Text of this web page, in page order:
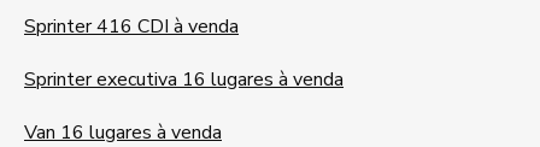
Sprinter 416 CDI à venda
Sprinter executiva 16 lugares à venda
Van 16 lugares à venda